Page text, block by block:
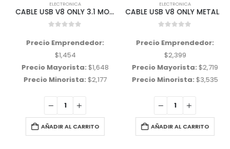
ELECTRONICA
CABLE USB V8 ONLY 3.1 MOD58
Precio Emprendedor:
1,454
Precio Mayorista:$ 1,648
Precio Minorista:$ 2,177
AÑADIR AL CARRITO
ELECTRONICA
CABLE USB V8 ONLY METAL 4.2 NEGRO MOD 55
Precio Emprendedor:
2,399
Precio Mayorista:$ 2,719
Precio Minorista:$ 3,535
AÑADIR AL CARRITO